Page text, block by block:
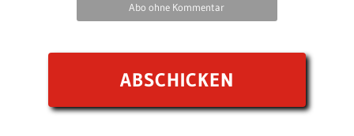
Abo ohne Kommentar